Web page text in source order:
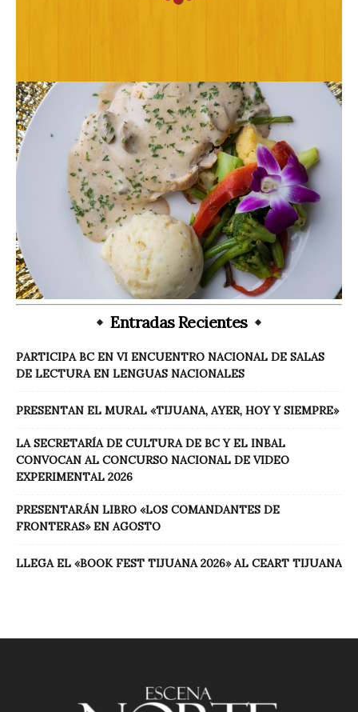
Entradas Recientes
PARTICIPA BC EN VI ENCUENTRO NACIONAL DE SALAS
DE LECTURA EN LENGUAS NACIONALES
PRESENTAN EL MURAL «TIJUANA, AYER, HOY Y SIEMPRE»
LA SECRETARÍA DE CULTURA DE BC Y EL INBAL
CONVOCAN AL CONCURSO NACIONAL DE VIDEO
EXPERIMENTAL 2026
PRESENTARÁN LIBRO «LOS COMANDANTES DE
FRONTERAS» EN AGOSTO
LLEGA EL «BOOK FEST TIJUANA 2026» AL CEART TIJUANA